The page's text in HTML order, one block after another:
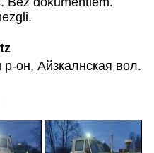
он, Айзкалнская вол.